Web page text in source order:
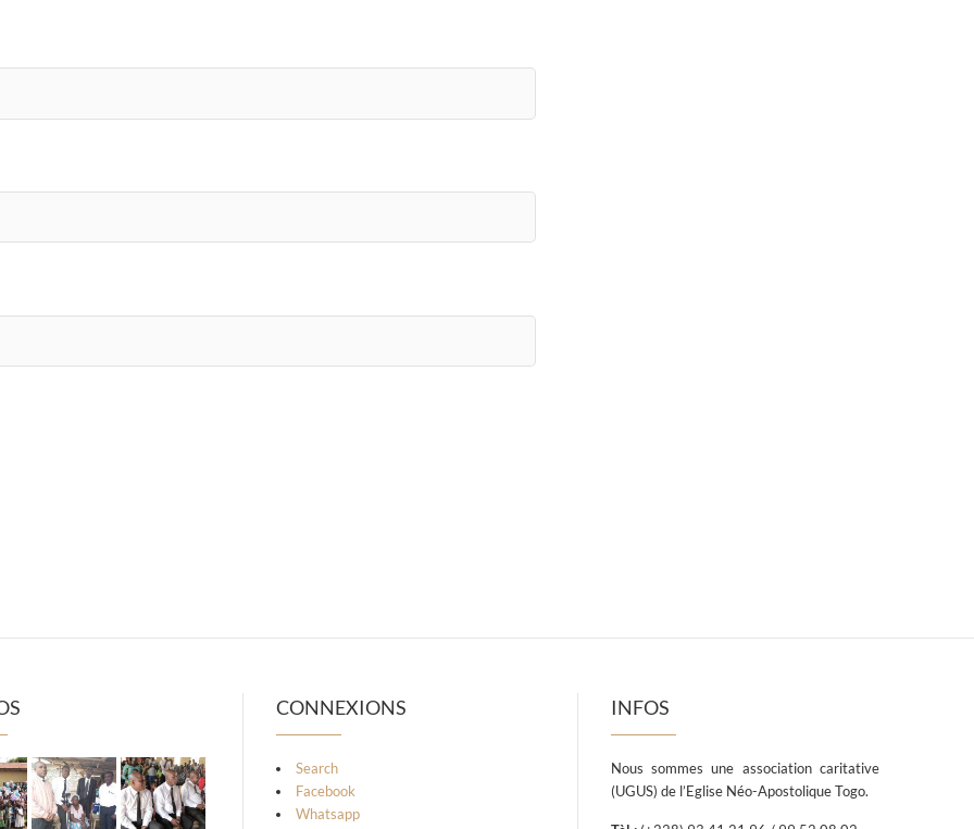
CONNEXIONS
Search
Facebook
Whatsapp
INFOS
Nous sommes une association caritative
(UGUS) de l’Eglise Néo-Apostolique Togo.